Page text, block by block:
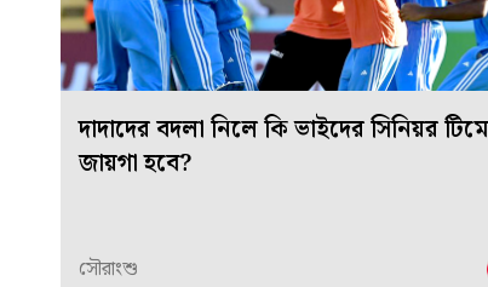
দাদাদের বদলা নিলে কি ভাইদের সিনিয়র টিমে
জায়গা হবে?
সৌরাংশু